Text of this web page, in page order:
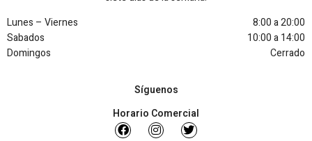
Lunes – Viernes
8:00 a 20:00
Sabados
10:00 a 14:00
Domingos
Cerrado
Síguenos
Horario Comercial